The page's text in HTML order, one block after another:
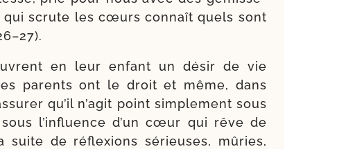
qui scrute les cœurs connaît quels sont
en leur enfant un désir de vie
parents ont le droit et même, dans
qu’il n’a­git point sim­ple­ment sous
sous l’in­fluence d’un cœur qui rêve de
suite de réflexions sérieuses, mûries,